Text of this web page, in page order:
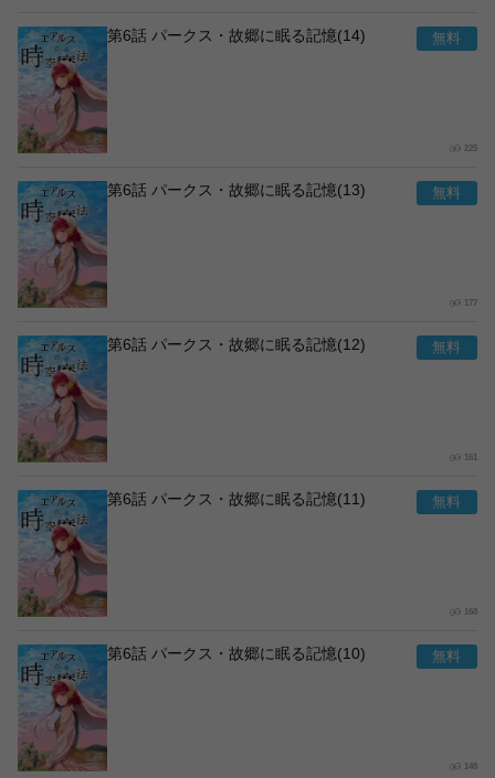
第6話 パークス・故郷に眠る記憶(14)
225
第6話 パークス・故郷に眠る記憶(13)
177
第6話 パークス・故郷に眠る記憶(12)
161
第6話 パークス・故郷に眠る記憶(11)
168
第6話 パークス・故郷に眠る記憶(10)
148